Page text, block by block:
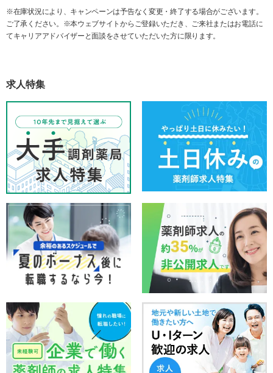
※在庫状況により、キャンペーンは予告なく変更・終了する場合がございます。
ご了承ください。※本ウェブサイトからご登録いただき、ご来社またはお電話に
てキャリアアドバイザーと面談をさせていただいた方に限ります。
求人特集